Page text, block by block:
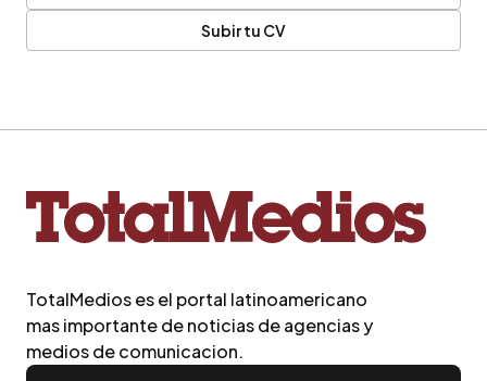
Subir tu CV
TotalMedios es el portal latinoamericano
mas importante de noticias de agencias y
medios de comunicacion.